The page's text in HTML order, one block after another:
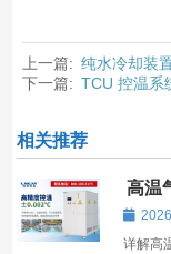
上一篇: 纯水冷却装
下一篇: TCU 控温系
相关推荐
高温
无锡
详解高